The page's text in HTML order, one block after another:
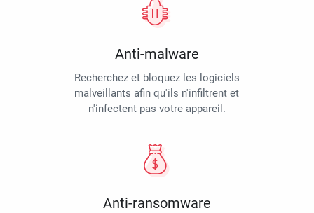
Anti-malware
Recherchez et bloquez les logiciels
malveillants afin qu'ils n'infiltrent et
n'infectent pas votre appareil.
Anti-ransomware